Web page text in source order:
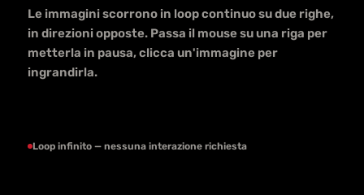
Le immagini scorrono in loop continuo su due righe,
in direzioni opposte. Passa il mouse su una riga per
metterla in pausa, clicca un'immagine per
ingrandirla.
Loop infinito — nessuna interazione richiesta